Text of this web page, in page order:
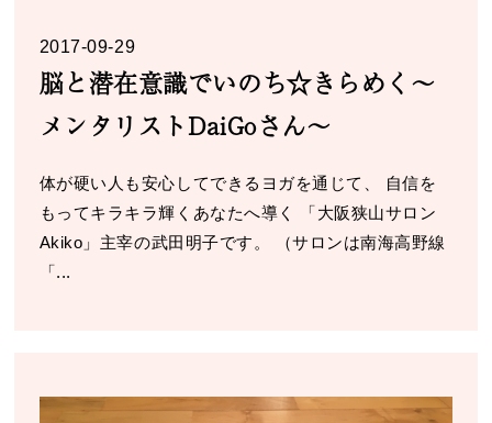
2017-09-29
脳と潜在意識でいのち☆きらめく～
メンタリストDaiGoさん～
体が硬い人も安心してできるヨガを通じて、 自信を
もってキラキラ輝くあなたへ導く 「大阪狭山サロン
Akiko」主宰の武田明子です。 （サロンは南海高野線
「...